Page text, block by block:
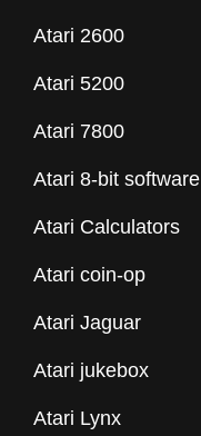
Atari 2600
Atari 5200
Atari 7800
Atari 8-bit software
Atari Calculators
Atari coin-op
Atari Jaguar
Atari jukebox
Atari Lynx